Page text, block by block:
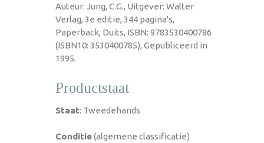
Auteur: Jung, C.G., Uitgever: Walter
Verlag, 3e editie, 344 pagina's,
Paperback, Duits, ISBN: 9783530400786
(ISBN10: 3530400785), Gepubliceerd in
1995.
Productstaat
Staat: Tweedehands
Conditie(algemene classificatie)